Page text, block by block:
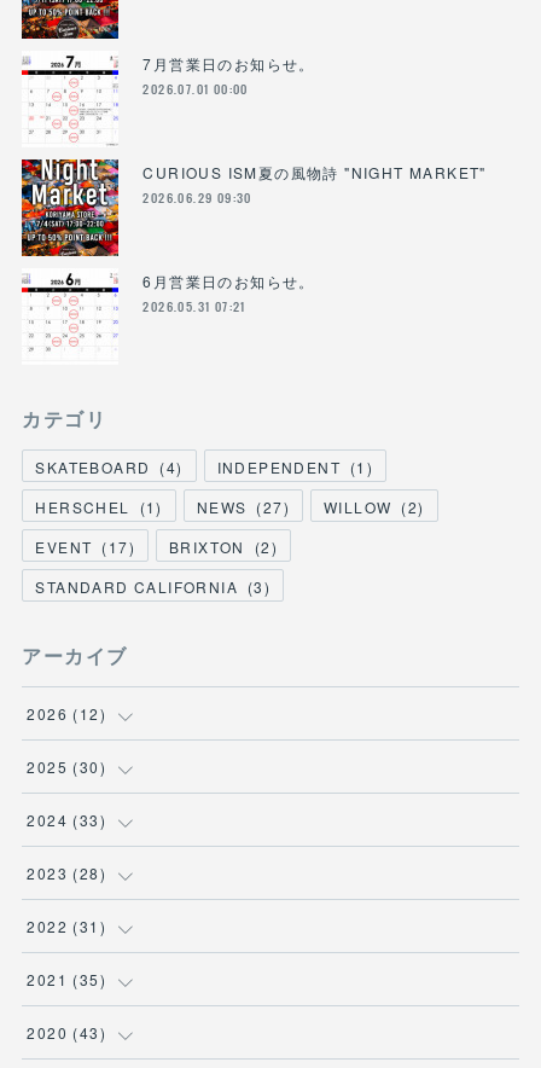
7月営業日のお知らせ。
2026.07.01 00:00
CURIOUS ISM夏の風物詩 "NIGHT MARKET"
2026.06.29 09:30
6月営業日のお知らせ。
2026.05.31 07:21
カテゴリ
SKATEBOARD (4) INDEPENDENT (1 )
HERSCHEL
(1) NEWS (27) WILLOW (2)
EVENT (17) BRIXTON (2)
STANDARD CALIFORNIA (3)
アーカイブ
2026 (12)
(3)
(1)
(2)
( 1 )
2025 (30)
(5)
(3)
(2 )
( 4)
2024 (33)
(5)
(1 )
(2)
( 6 )
2023 (28)
(3 )
(2)
(2)
2022 (31 )
(1)
(3)
2021 (35)
(1)
2020 (43)